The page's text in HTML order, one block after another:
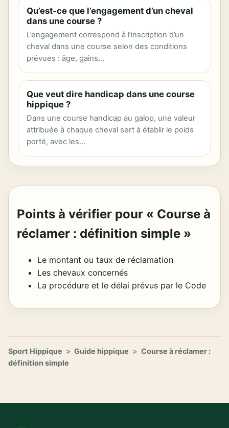
Qu’est-ce que l’engagement d’un cheval
dans une course ?
L’engagement correspond à l’inscription d’un
cheval dans une course selon des conditions
prévues : âge, gains…
Que veut dire handicap dans une course
hippique ?
Dans une course handicap au galop, une valeur
attribuée à chaque cheval sert à établir le poids
porté, avec les…
Points à vérifier pour « Course à
réclamer : définition simple »
Le montant ou taux de réclamation
Les chevaux concernés
La procédure et le délai prévus par le Code
Sport Hippique > Guide hippique > Course à réclamer :
définition simple